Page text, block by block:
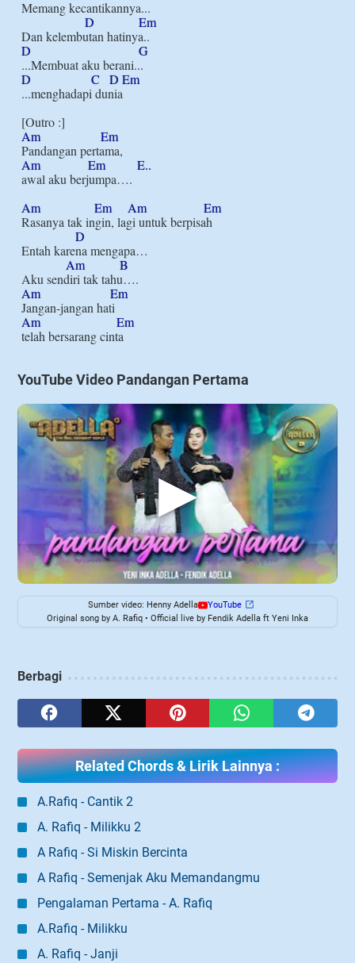
Memang kecantikannya...
D
Em
D
G
D
C D Em
...menghadapi dunia
Am
Em
Am
Em
E..
awal aku berjumpa….
Am
Em Am
Em
Rasanya tak ingin, lagi untuk berpisah
D
Entah karena mengapa…
Am
B
Am
Em
Am
Em
YouTube Video Pandangan Pertama
▶
Sumber video: Henny Adella
YouTube
Original song by A. Rafiq • Official live by Fendik Adella ft Yeni Inka
Berbagi
Related Chords & Lirik Lainnya :
A.Rafiq - Cantik 2
A. Rafiq - Milikku 2
A Rafiq - Si Miskin Bercinta
A Rafiq - Semenjak Aku Memandangmu
Pengalaman Pertama - A. Rafiq
A.Rafiq - Milikku
A. Rafiq - Janji